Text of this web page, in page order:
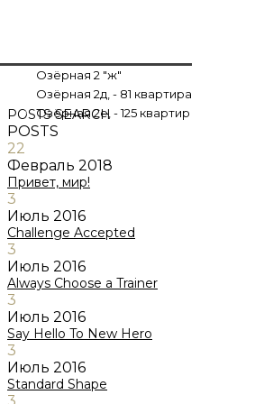
POSTSSEARCH
POSTS
22
Февраль 2018
Привет, мир!
3
Июль 2016
Challenge Accepted
3
Июль 2016
Always Choose a Trainer
3
Июль 2016
Say Hello To New Hero
3
Июль 2016
Standard Shape
Озёрная 2 "ж"
Озёрная 2д, - 81 квартира
Озёрная 2е, - 125 квартир